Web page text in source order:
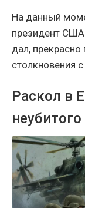
На данный
президент США
дал,
столкновения
Раскол в